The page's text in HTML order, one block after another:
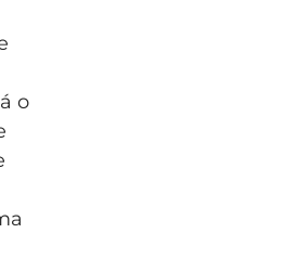
o